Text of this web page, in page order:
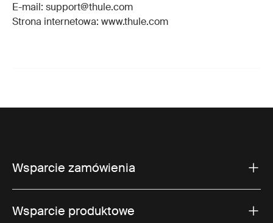
E-mail: support@thule.com
Strona internetowa: www.thule.com
Wsparcie zamówienia
Wsparcie produktowe